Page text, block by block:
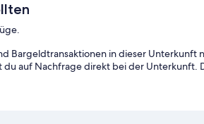
Bargeldtransaktionen in dieser Unterkunft
auf Nachfrage direkt bei der Unterkunft.